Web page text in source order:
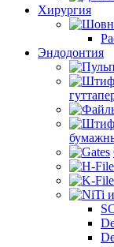
Хирургия
Эндодонтия